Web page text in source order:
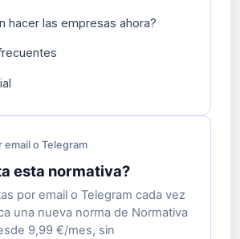
hacer las empresas ahora?
email o Telegram
esta normativa?
por email o Telegram cada vez
una nueva norma de Normativa
9,99 €/mes, sin